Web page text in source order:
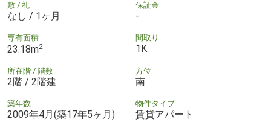
敷 / 礼
なし / 1ヶ月
保証金
-
専有面積
23.18m2
間取り
1K
所在階 / 階数
2階 / 2階建
方位
南
築年数
2009年4月(築17年5ヶ月)
物件タイプ
賃貸アパート